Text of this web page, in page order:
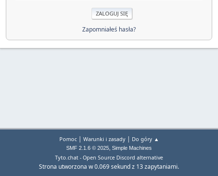
Zapomniałeś hasła?
Pomoc| Warunki i zasady| Do góry ▲
SMF 2.1.6 © 2025, Simple Machines
Tyto.chat - Open Source Discord alternative
Strona utworzona w 0.069 sekund z 13 zapytaniami.